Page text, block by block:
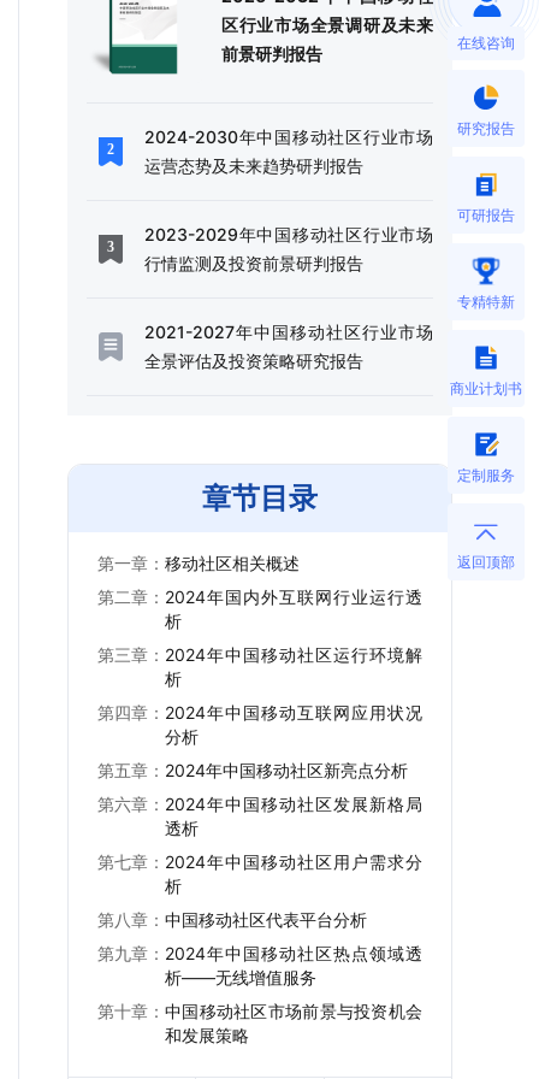
区行业市场全景调研及未来
前景研判报告
2024-2030年中国移动社区行业市场
运营态势及未来趋势研判报告
2023-2029年中国移动社区行业市场
行情监测及投资前景研判报告
2021-2027年中国移动社区行业市场
全景评估及投资策略研究报告
章节目录
第一章： 移动社区相关概述
第二章： 2024年国内外互联网行业运行透
析
第三章： 2024年中国移动社区运行环境解
析
第四章： 2024年中国移动互联网应用状况
分析
第五章： 2024年中国移动社区新亮点分析
第六章： 2024年中国移动社区发展新格局
透析
第七章： 2024年中国移动社区用户需求分
析
第八章： 中国移动社区代表平台分析
第九章： 2024年中国移动社区热点领域透
析——无线增值服务
第十章： 中国移动社区市场前景与投资机会
和发展策略
在线咨询
研究报告
可研报告
专精特新
商业计划书
定制服务
返回顶部